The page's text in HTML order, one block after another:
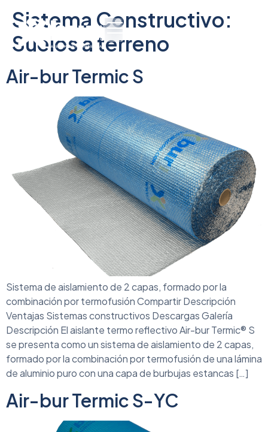
Sistema Constructivo:
Suelos a terreno
Air-bur Termic S
Sistema de aislamiento de 2 capas, formado por la
combinación por termofusión Compartir Descripción
Ventajas Sistemas constructivos Descargas Galería
Descripción El aislante termo reflectivo Air-bur Termic® S
se presenta como un sistema de aislamiento de 2 capas,
formado por la combinación por termofusión de una lámina
de aluminio puro con una capa de burbujas estancas […]
Air-bur Termic S-YC